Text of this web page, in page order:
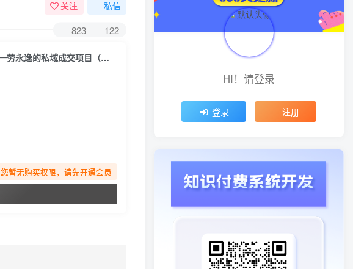
关注 私信
823 122
（4910期）东哲·短视频男女搭档变现 立刻做立刻赚 一劳永逸的私域成交项目（不露脸）
您暂无购买权限，请先开通会员
HI！请登录
登录 注册